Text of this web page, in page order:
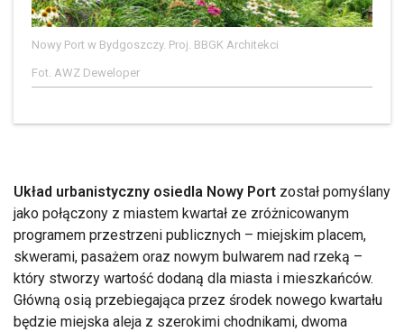
Nowy Port w Bydgoszczy. Proj. BBGK Architekci
Fot. AWZ Deweloper
Układ urbanistyczny osiedla Nowy Port został pomyślany
jako połączony z miastem kwartał ze zróżnicowanym
programem przestrzeni publicznych – miejskim placem,
skwerami, pasażem oraz nowym bulwarem nad rzeką –
który stworzy wartość dodaną dla miasta i mieszkańców.
Główną osią przebiegająca przez środek nowego kwartału
będzie miejska aleja z szerokimi chodnikami, dwoma